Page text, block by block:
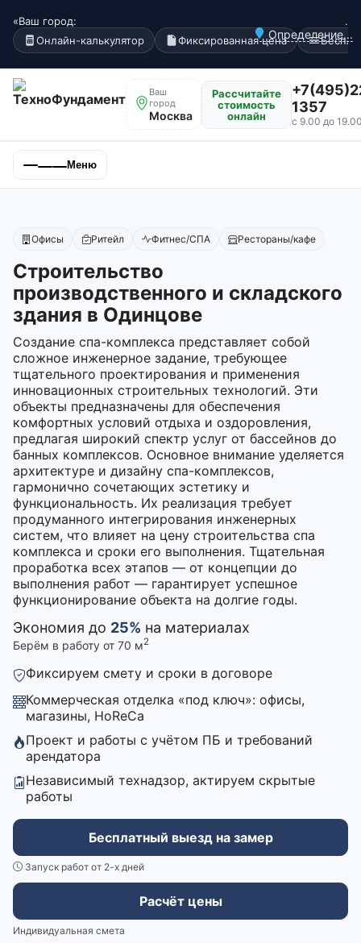
«Ваш город:
Определение...
.
Онлайн-калькулятор
Фиксированная цена
Ваш
город
Москва
Рассчитайте
стоимость
онлайн
1357
с 9.00 до
Меню
Офисы Ритейл Фитнес/СПА Рестораны/кафе
Строительство
производственного и складского
здания в Одинцове
Создание спа-комплекса представляет собой
сложное инженерное задание, требующее
тщательного проектирования и применения
инновационных строительных технологий. Эти
объекты предназначены для обеспечения
комфортных условий отдыха и оздоровления,
предлагая широкий спектр услуг от бассейнов до
банных комплексов. Основное внимание уделяется
архитектуре и дизайну спа-комплексов,
гармонично сочетающих эстетику и
функциональность. Их реализация требует
продуманного интегрирования инженерных
систем, что влияет на цену строительства спа
комплекса и сроки его выполнения. Тщательная
проработка всех этапов — от концепции до
выполнения работ — гарантирует успешное
функционирование объекта на долгие годы.
Экономия до 25% на материалах
Берём в работу от 70 м2
Фиксируем смету и сроки в договоре
Коммерческая отделка «под ключ»: офисы,
магазины, HoReCa
Проект и работы с учётом ПБ и требований
арендатора
Независимый технадзор, актируем скрытые
работы
Бесплатный выезд на замер
Запуск работ от 2-х дней
Расчёт цены
Индивидуальная смета